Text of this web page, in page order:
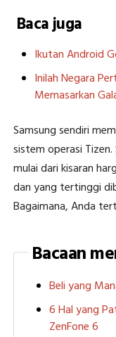
Baca juga
Ikutan Android
Inilah Negara
Memasarkan
Samsung sendiri
sistem operasi
mulai dari kisaran
dan yang tertinggi
Bagaimana, Anda
Bacaan
Beli yang
6 Hal yang
ZenFone 6